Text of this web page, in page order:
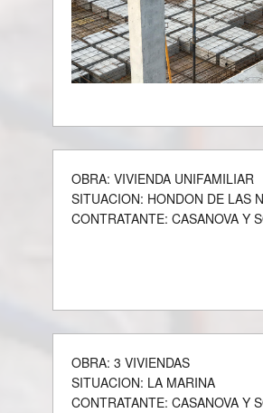
OBRA: VIVIENDA UNIFAMILIAR
SITUACION: HONDON DE LAS
CONTRATANTE: CASANOVA Y
OBRA: 3 VIVIENDAS
SITUACION: LA MARINA
CONTRATANTE: CASANOVA Y